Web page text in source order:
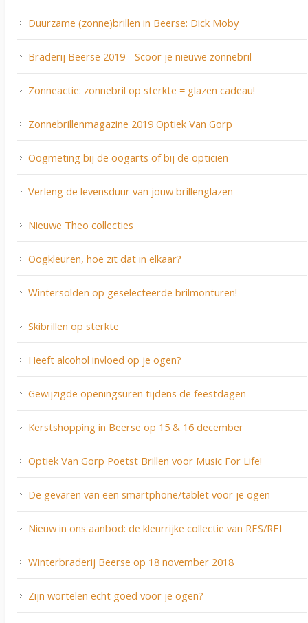
Duurzame (zonne)brillen in Beerse: Dick Moby
Braderij Beerse 2019 - Scoor je nieuwe zonnebril
Zonneactie: zonnebril op sterkte = glazen cadeau!
Zonnebrillenmagazine 2019 Optiek Van Gorp
Oogmeting bij de oogarts of bij de opticien
Verleng de levensduur van jouw brillenglazen
Nieuwe Theo collecties
Oogkleuren, hoe zit dat in elkaar?
Wintersolden op geselecteerde brilmonturen!
Skibrillen op sterkte
Heeft alcohol invloed op je ogen?
Gewijzigde openingsuren tijdens de feestdagen
Kerstshopping in Beerse op 15 & 16 december
Optiek Van Gorp Poetst Brillen voor Music For Life!
De gevaren van een smartphone/tablet voor je ogen
Nieuw in ons aanbod: de kleurrijke collectie van RES/REI
Winterbraderij Beerse op 18 november 2018
Zijn wortelen echt goed voor je ogen?